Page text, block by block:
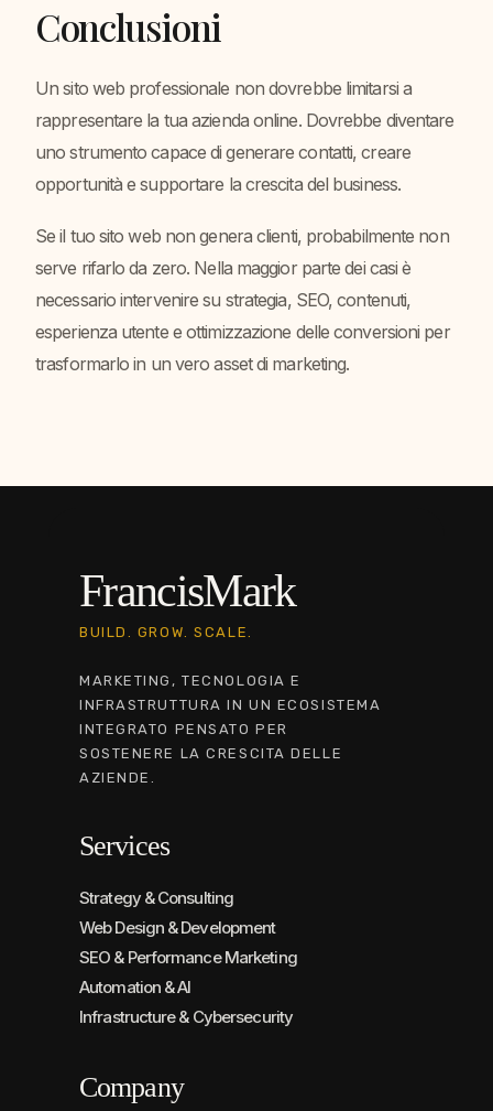
Conclusioni
Un sito web professionale non dovrebbe limitarsi a
rappresentare la tua azienda online. Dovrebbe diventare
uno strumento capace di generare contatti, creare
opportunità e supportare la crescita del business.
Se il tuo sito web non genera clienti, probabilmente non
serve rifarlo da zero. Nella maggior parte dei casi è
necessario intervenire su strategia, SEO, contenuti,
esperienza utente e ottimizzazione delle conversioni per
trasformarlo in un vero asset di marketing.
FrancisMark
BUILD. GROW. SCALE.
MARKETING, TECNOLOGIA E
INFRASTRUTTURA IN UN ECOSISTEMA
INTEGRATO PENSATO PER
SOSTENERE LA CRESCITA DELLE
AZIENDE.
Services
Strategy & Consulting
Web Design & Development
SEO & Performance Marketing
Automation & AI
Infrastructure & Cybersecurity
Company